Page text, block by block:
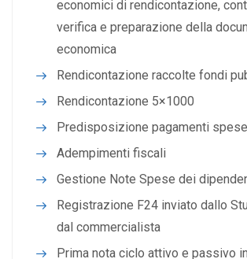
economici di rendicontazione,
verifica e preparazione della
economica
Rendicontazione raccolte fondi
Rendicontazione 5×1000
Predisposizione pagamenti
Adempimenti fiscali
Gestione Note Spese dei
Registrazione F24 inviato dallo
dal commercialista
Prima nota ciclo attivo e passivo